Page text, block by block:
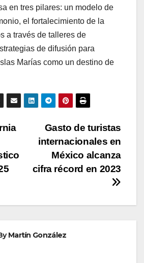
en tres pilares: un modelo de
el fortalecimiento de la
a través de talleres de
de difusión para
Marías como un destino de
Gasto de turistas
internacionales en
México alcanza
cifra récord en 2023
Martín González